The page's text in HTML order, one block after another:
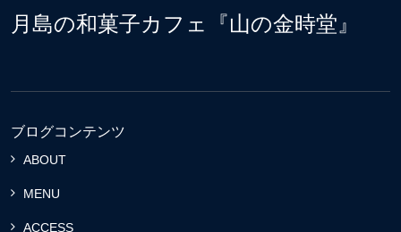
月島の和菓子カフェ『山の金時堂』
ブログコンテンツ
ABOUT
MENU
ACCESS